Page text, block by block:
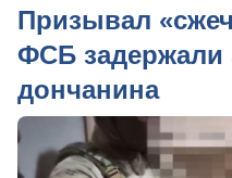
Призывал
ФСБ задержали
дончанина